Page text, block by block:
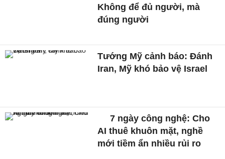
Không để đủ người, mà
đúng người
Tướng Mỹ cảnh báo: Đánh
Iran, Mỹ khó bảo vệ Israel
7 ngày công nghệ: Cho
AI thuê khuôn mặt, nghề
mới tiềm ẩn nhiều rủi ro